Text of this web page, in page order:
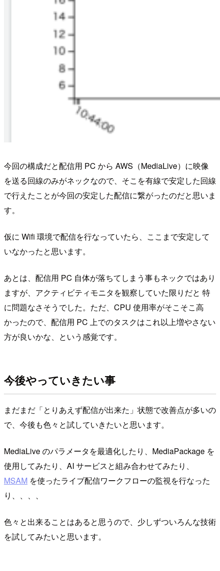
今回の構成だと配信用 PC から AWS（MediaLive）に映像
を送る回線のみがネックなので、そこを有線で安定した回線
で行えたことが今回の安定した配信に繋がったのだと思いま
す。
仮に Wifi 環境で配信を行なっていたら、ここまで安定して
いなかったと思います。
あとは、配信用 PC 自体が落ちてしまう事もネックではあり
ますが、アクティビティモニタを観察していた限りだと 特
に問題なさそうでした。ただ、CPU 使用率がそこそこ高
かったので、配信用 PC 上でのタスクはこれ以上増やさない
方が良いかな、という感覚です。
今後やっていきたい事
まだまだ「とりあえず配信が出来た」状態で改善点が多いの
で、今後も色々と試していきたいと思います。
MediaLive のパラメータを最適化したり、MediaPackage を
使用してみたり、AI サービスと組み合わせてみたり、
MSAM を使ったライブ配信ワークフローの監視を行なった
り、、、、
色々と出来ることはあると思うので、少しずついろんな技術
を試してみたいと思います。